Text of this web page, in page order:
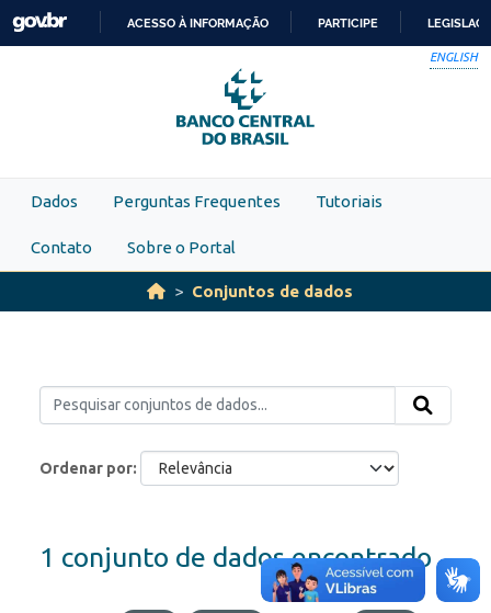
Skip to main content
PARA
O
CONTEÚDO
ACESSO À INFORMAÇÃO PARTICIPE
ENGLISH
Dados Perguntas Frequentes Tutoriais
Contato Sobre o Portal
Conjuntos de dados
Ordenar por
1 conjunto de dados encontrado